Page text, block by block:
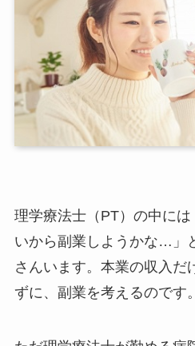
理学療法士（PT）の中に
いから副業しようかな…」
さんいます。本業の収入だ
ずに、副業を考えるのです。